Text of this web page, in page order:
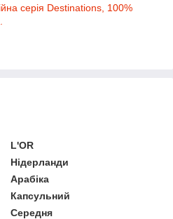
серія Destinations, 100%
L'OR
Нідерланди
Арабіка
Капсульний
Середня